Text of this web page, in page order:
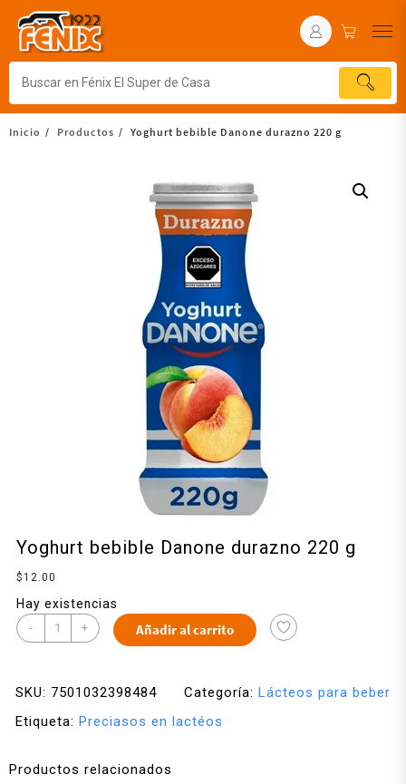
Inicio Productos Yoghurt bebible Danone durazno 220 g
Yoghurt bebible Danone durazno 220 g
$ 12.00
Hay existencias
- + Añadir al carrito
SKU: 7501032398484 Categoría: Lácteos para beber
Etiqueta: Preciasos en lactéos
Productos relacionados